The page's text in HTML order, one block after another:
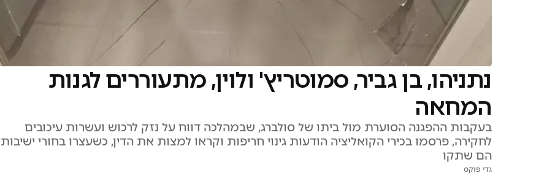
נתניהו, בן גביר, סמוטריץ' ולוין, מתעוררים לגנות
המחאה
בעקבות ההפגנה הסוערת מול ביתו של סולברג, שבמהלכה דווח על נזק לרכוש ועשרות עיכובים
לחקירה, פרסמו בכירי הקואליציה הודעות גינוי חריפות וקראו למצות את הדין, כשעצרו בחורי ישיבות
הם שתקו
גדי פוקס